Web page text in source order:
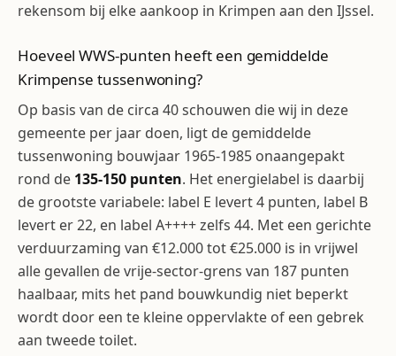
rekensom bij elke aankoop in Krimpen aan den IJssel.
Hoeveel WWS-punten heeft een gemiddelde
Krimpense tussenwoning?
Op basis van de circa 40 schouwen die wij in deze
gemeente per jaar doen, ligt de gemiddelde
tussenwoning bouwjaar 1965-1985 onaangepakt
rond de 135-150 punten. Het energielabel is daarbij
de grootste variabele: label E levert 4 punten, label B
levert er 22, en label A++++ zelfs 44. Met een gerichte
verduurzaming van €12.000 tot €25.000 is in vrijwel
alle gevallen de vrije-sector-grens van 187 punten
haalbaar, mits het pand bouwkundig niet beperkt
wordt door een te kleine oppervlakte of een gebrek
aan tweede toilet.